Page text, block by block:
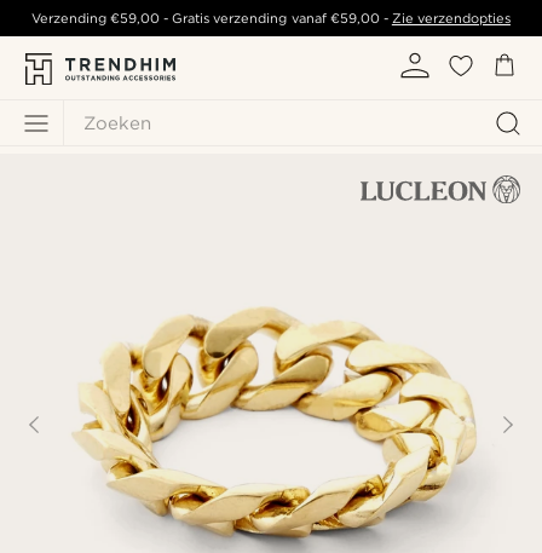
Zoeken
Verzending€59,00 - Gratis verzending vanaf €59,00- Zie verzendopties